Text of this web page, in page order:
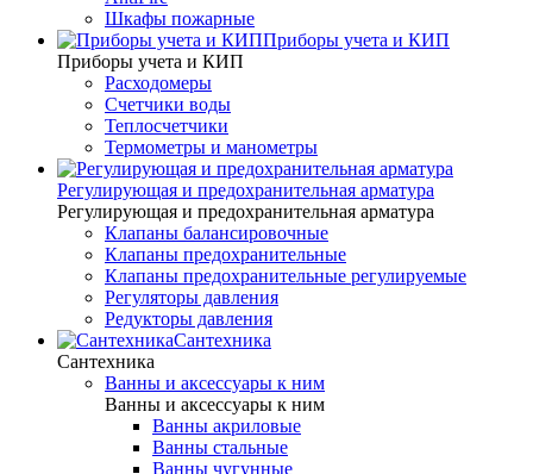
Шкафы пожарные
Приборы учета и КИП
Приборы учета и КИП
Расходомеры
Счетчики воды
Теплосчетчики
Термометры и манометры
Регулирующая и предохранительная арматура
Регулирующая и предохранительная арматура
Клапаны балансировочные
Клапаны предохранительные
Клапаны предохранительные регулируемые
Регуляторы давления
Редукторы давления
Сантехника
Сантехника
Ванны и аксессуары к ним
Ванны и аксессуары к ним
Ванны акриловые
Ванны стальные
Ванны чугунные